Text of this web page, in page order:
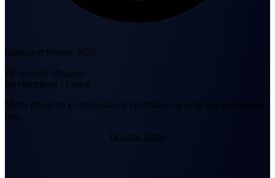
Oppdatert februar 2026
Få de beste tilbudene
fra elektrikere i Larvik
Motta tilbud fra kvalitetssikrede elektrikere og velg den som passer
best.
Få gratis tilbud